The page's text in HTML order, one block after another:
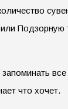
Подзорную
что хочет.